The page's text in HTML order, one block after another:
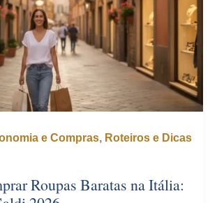
e Compras, Roteiros e Dicas
Roupas Baratas na Itália: